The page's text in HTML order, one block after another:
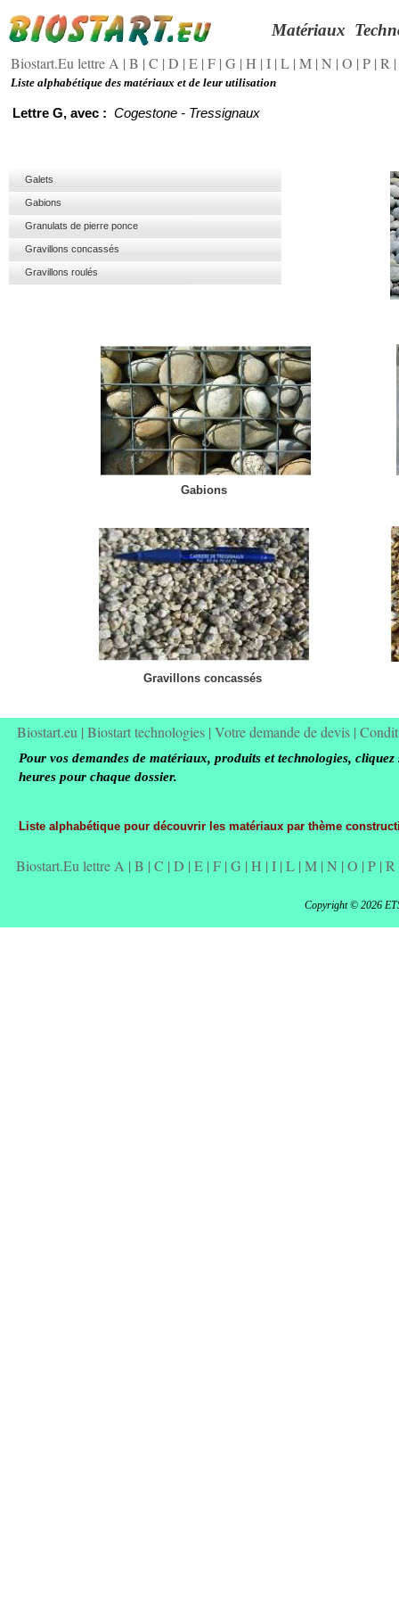
Galets
Gabions
Granulats de pierre ponce
Gravillons concassés
Gravillons roulés
Gabions
Gravillons concassés
Biostart.Eu lettre A | B | C | D | E | F | G | H | I | L | M | N | O | P | R |
Liste alphabétique des matériaux et de leur utilisation
Lettre G, avec : Cogestone - Tressignaux
Matériaux
Pour vos demandes de matériaux, produits et technologies,
heures pour chaque dossier.
Biostart.eu | Biostart technologies | Votre demande de devis |
Liste alphabétique pour découvrir les matériaux par thème
Biostart.Eu lettre A | B | C | D | E | F | G | H | I | L | M | N | O | P | R
Copyright © 2026